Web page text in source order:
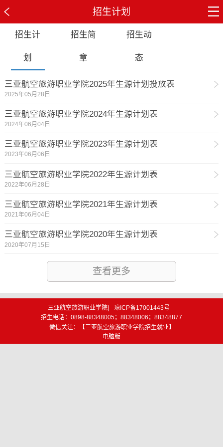
招生计划
招生计
划
招生简
章
招生动
态
三亚航空旅游职业学院2025年生源计划投放表
2025年05月28日
三亚航空旅游职业学院2024年生源计划表
2024年06月04日
三亚航空旅游职业学院2023年生源计划表
2023年06月06日
三亚航空旅游职业学院2022年生源计划表
2022年06月28日
三亚航空旅游职业学院2021年生源计划表
2021年06月04日
三亚航空旅游职业学院2020年生源计划表
2020年07月15日
查看更多
三亚航空旅游职业学院|
琼ICP备17001443号
招生电话：0898-88348005；88348006；88348877
微信关注：【三亚航空旅游职业学院招生就业】
电脑版